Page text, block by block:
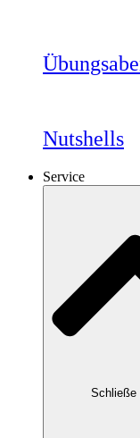
Nutshells
Service
Schließe